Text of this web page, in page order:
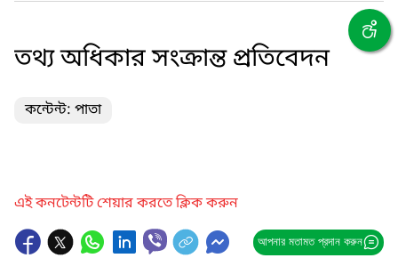
তথ্য অধিকার সংক্রান্ত প্রতিবেদন
কন্টেন্ট: পাতা
এই কনটেন্টটি শেয়ার করতে ক্লিক করুন
আপনার মতামত প্রদান করুন